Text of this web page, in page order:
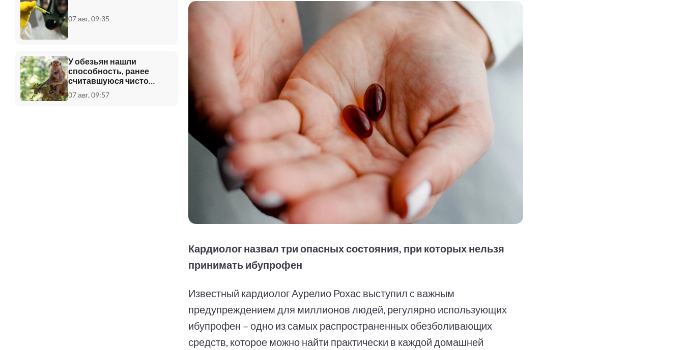
07 авг, 09:35
У обезьян нашли
способность, ранее
считавшуюся чисто
человеческой
07 авг, 09:57
Кардиолог назвал три опасных состояния, при которых нельзя
принимать ибупрофен
Известный кардиолог Аурелио Рохас выступил с важным
предупреждением для миллионов людей, регулярно использующих
ибупрофен – одно из самых распространенных обезболивающих
средств, которое можно найти практически в каждой домашней